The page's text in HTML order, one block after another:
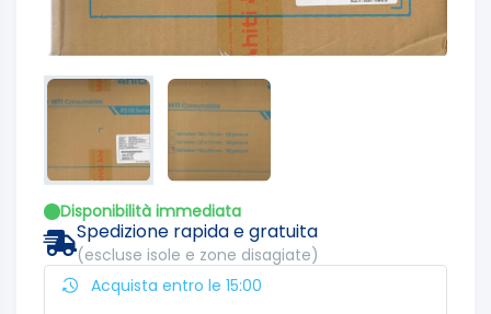
Disponibilità immediata
Spedizione rapida e gratuita
(escluse isole e zone disagiate)
Acquista entro le 15:00